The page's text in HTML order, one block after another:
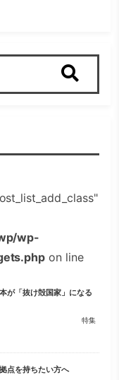
wp-
on line
が「抜け殻国家」になる
特集
点を持ちたい方へ